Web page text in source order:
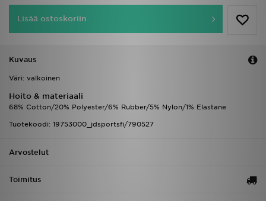
Lisää ostoskoriin
Kuvaus
Väri: valkoinen
Hoito & materiaali
68% Cotton/20% Polyester/6% Rubber/5% Nylon/1% Elastane
Tuotekoodi: 19753000_jdsportsfi/790527
Arvostelut
Toimitus